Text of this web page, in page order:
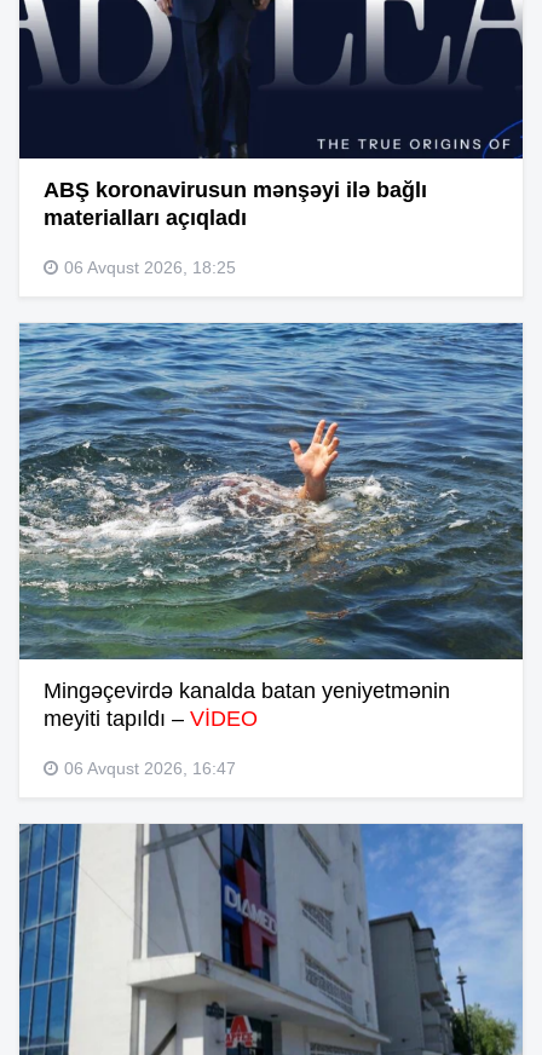
ABŞ koronavirusun mənşəyi ilə bağlı
materialları açıqladı
06 Avqust 2026, 18:25
Mingəçevirdə kanalda batan yeniyetmənin
meyiti tapıldı – VİDEO
06 Avqust 2026, 16:47